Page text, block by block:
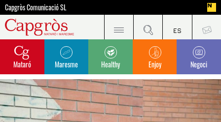
Capgròs Comunicació SL
Mataró Maresme Healthy Enjoy Negoci